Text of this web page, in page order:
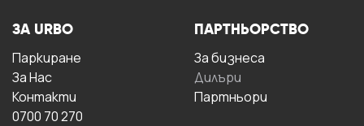
ЗА URBO
Паркиране
За Hас
Контакти
0700 70 270
ПАРТНЬОРСТВО
За бизнесa
Дилъри
Партньори